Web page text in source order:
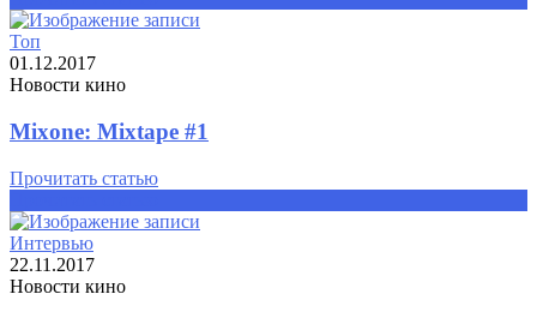
Топ
01.12.2017
Новости кино
Mixone: Mixtape #1
Прочитать статью
Интервью
22.11.2017
Новости кино